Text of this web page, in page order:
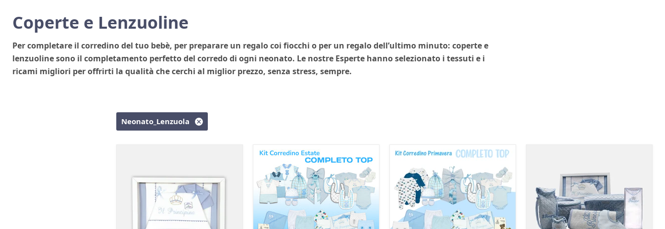
Coperte e Lenzuoline
Per completare il corredino del tuo bebè, per preparare un regalo coi fiocchi o per un regalo dell’ultimo minuto: coperte e
lenzuoline sono il completamento perfetto del corredo di ogni neonato. Le nostre Esperte hanno selezionato i tessuti e i
ricami migliori per offrirti la qualità che cerchi al miglior prezzo, senza stress, sempre.
Neonato_Lenzuola